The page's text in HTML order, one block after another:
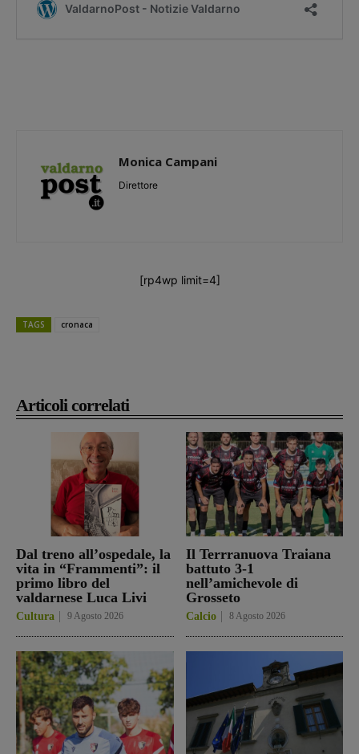
Articoli correlati
Dal treno all’ospedale, la
vita in “Frammenti”: il
primo libro del
valdarnese Luca Livi
Cultura 9 Agosto 2026
Il Terrranuova Traiana
battuto 3-1
nell’amichevole di
Grosseto
Calcio 8 Agosto 2026
Monica Campani
Direttore
[rp4wp limit=4]
TAGS cronaca